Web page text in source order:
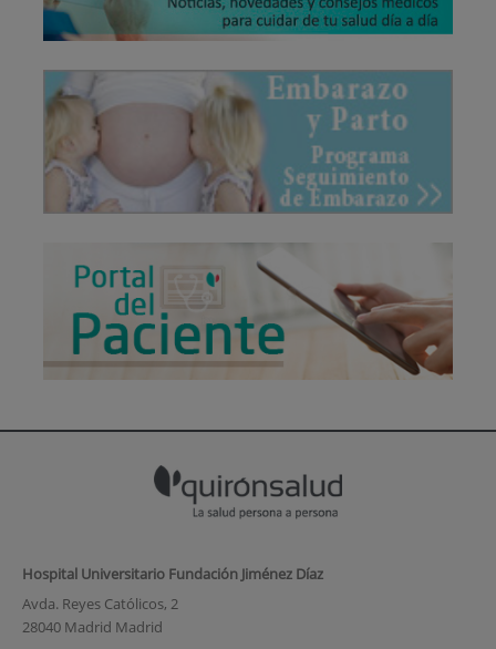
Hospital Universitario Fundación Jiménez Díaz
Avda. Reyes Católicos, 2
28040 Madrid Madrid